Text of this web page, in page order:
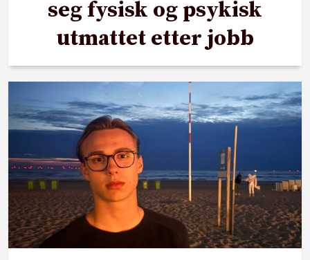
seg fysisk og psykisk
utmattet etter jobb